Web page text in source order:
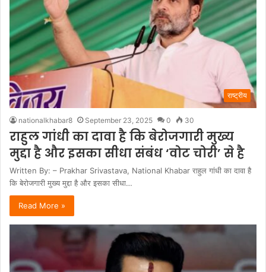
राष्ट्रीय
nationalkhabar8 September 23, 2025 0 30
राहुल गांधी का दावा है कि बेरोजगारी मुख्य
मुद्दा है और इसका सीधा संबंध ‘वोट चोरी’ से है
Written By: – Prakhar Srivastava, National Khabar राहुल गांधी का दावा है
कि बेरोजगारी मुख्य मुद्दा है और इसका सीधा…
Read More »